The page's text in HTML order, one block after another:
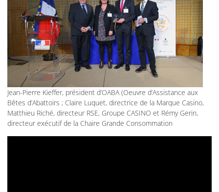
Jean-Pierre Kieffer, président d’OABA (Oeuvre d’Assistance aux
Bêtes d’Abattoirs ; Claire Luquet, directrice de la Marque Casino,
Matthieu Riché, directeur RSE, Groupe CASINO et Rémy Gerin,
directeur exécutif de la Chaire Grande Consommation